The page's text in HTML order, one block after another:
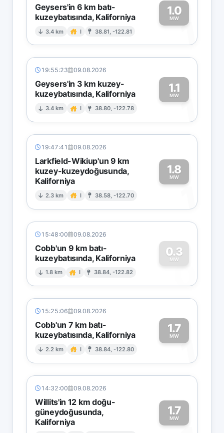
Geysers'in 6 km batı-
kuzeybatısında, Kaliforniya
3.4 km I 38.81, -122.81
1.0
MW1
19:55:23 09.08.2026
Geysers'in 3 km kuzey-
kuzeybatısında, Kaliforniya
3.4 km I 38.80, -122.78
1.1
MW1
19:47:41 09.08.2026
Larkfield-Wikiup'un 9 km
kuzey-kuzeydoğusunda,
Kaliforniya
2.3 km I 38.58, -122.70
1.8
MW
1
15:48:00 09.08.2026
Cobb'un 9 km batı-
kuzeybatısında, Kaliforniya
1.8 km I 38.84, -122.82
0.3
MW
0
15:25:06 09.08.2026
Cobb'un 7 km batı-
kuzeybatısında, Kaliforniya
2.2 km I 38.84, -122.80
1.7
MW1
14:32:00 09.08.2026
Willits'in 12 km doğu-
güneydoğusunda,
Kaliforniya
1.7
MW